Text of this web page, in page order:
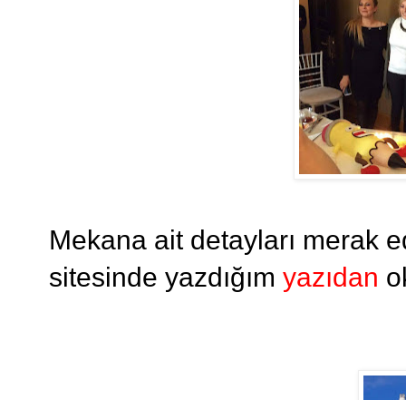
Mekana ait detayları merak
sitesinde yazdığım yazıdan